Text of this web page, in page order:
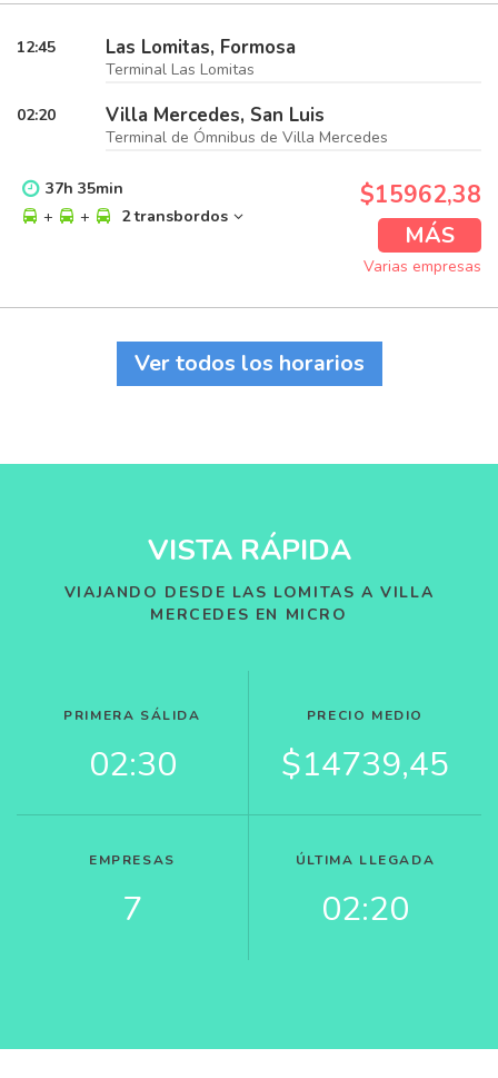
12:45 Las Lomitas, Formosa
Terminal Las Lomitas
02:20 Villa Mercedes, San Luis
Terminal de Ómnibus de Villa Mercedes
37h 35min
+
+ 2 transbordos
$15962,38
MÁS
Varias empresas
Ver todos los horarios
VISTA RÁPIDA
VIAJANDO DESDE LAS LOMITAS A VILLA
MERCEDES EN MICRO
PRIMERA SÁLIDA
02:30
PRECIO MEDIO
$14739,45
EMPRESAS
7
ÚLTIMA LLEGADA
02:20